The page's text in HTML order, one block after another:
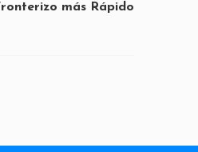
más Rápido